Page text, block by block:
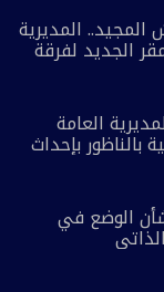
لعيد العرش المجيد.. المديرية
الجديد لفرقة
العامة
بالناظور بإحداث
الوضع في